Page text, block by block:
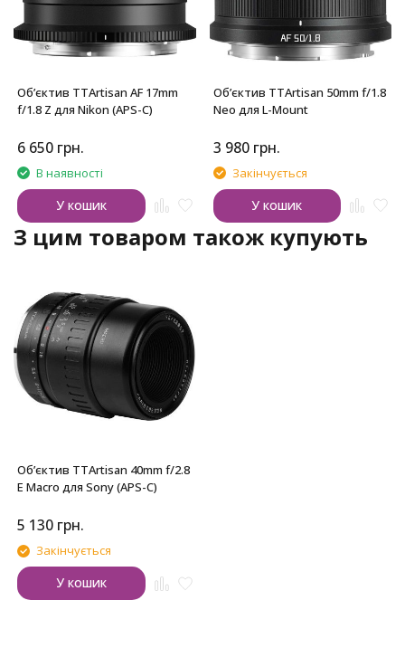
Обʼєктив TTArtisan AF 17mm
f/1.8 Z для Nikon (APS-C)
6 650 грн.
В наявності
У кошик
Обʼєктив TTArtisan 50mm f/1.8
Neo для L-Mount
3 980 грн.
Закінчується
У кошик
З цим товаром також купують
Обʼєктив TTArtisan 40mm f/2.8
E Macro для Sony (APS-C)
5 130 грн.
Закінчується
У кошик